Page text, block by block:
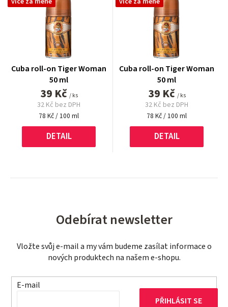
Cuba roll-on Tiger Woman
50 ml
39 Kč / ks
32 Kč bez DPH
Měrná
78 Kč / 100 ml
DETAIL
Cuba roll-on Tiger Woman
50 ml
39 Kč / ks
32 Kč bez DPH
Měrná
78 Kč / 100 ml
DETAIL
Odebírat newsletter
Vložte svůj e-mail a my vám budeme zasílat informace o
nových produktech na našem e-shopu.
E-mail
PŘIHLÁSIT SE